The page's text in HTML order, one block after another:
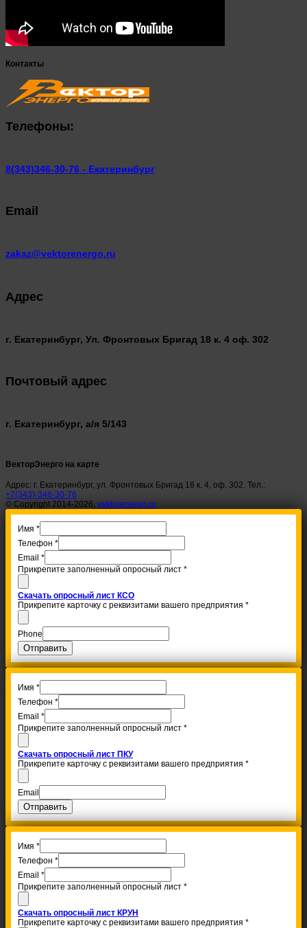
Контакты
Телефоны:
8(343)346-30-76 - Екатеринбург
Email
zakaz@vektorenergo.ru
Адрес
г. Екатеринбург, Ул. Фронтовых Бригад 18 к. 4 оф. 302
Почтовый адрес
г. Екатеринбург, а/я 5/143
ВекторЭнерго на карте
Адрес: г. Екатеринбург, ул. Фронтовых Бригад 18 к. 4, оф. 302. Тел.:
+7(343)-346-30-76
© Copyright 2014-2026, vektorenergo.ru
Имя *
Телефон *
Email *
Прикрепите заполненный опросный лист *
Скачать опросный лист КСО
Прикрепите карточку с реквизитами вашего предприятия *
Phone
Отправить
Имя *
Телефон *
Email *
Прикрепите заполненный опросный лист *
Скачать опросный лист ПКУ
Прикрепите карточку с реквизитами вашего предприятия *
Email
Отправить
Имя *
Телефон *
Email *
Прикрепите заполненный опросный лист *
Скачать опросный лист КРУН
Прикрепите карточку с реквизитами вашего предприятия *